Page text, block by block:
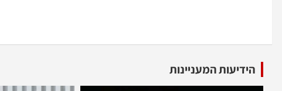
הידיעות המעניינות